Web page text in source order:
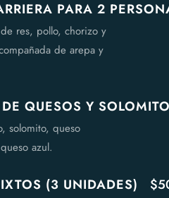
PARA 2
res, pollo, chorizo y
de arepa y
QUESOS Y SOLOMITO
solomito, queso
azul.
(3 UNIDADES)